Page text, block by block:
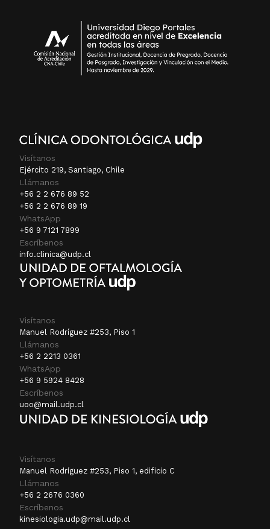
Visítanos
Ejército 219, Santiago, Chile
Llámanos
+56 2 2 676 89 52
+56 2 2 676 89 19
WhatsApp
+56 9 7121 7899
Escríbenos
info.clinica@udp.cl
Visítanos
Manuel Rodríguez #253, Piso 1
Llámanos
+56 2 2213 0361
WhatsApp
+56 9 5924 8428
Escríbenos
uoo@mail.udp.cl
Visítanos
Manuel Rodríguez #253, Piso 1, edificio C
Llámanos
+56 2 2676 0360
Escríbenos
kinesiologia.udp@mail.udp.cl